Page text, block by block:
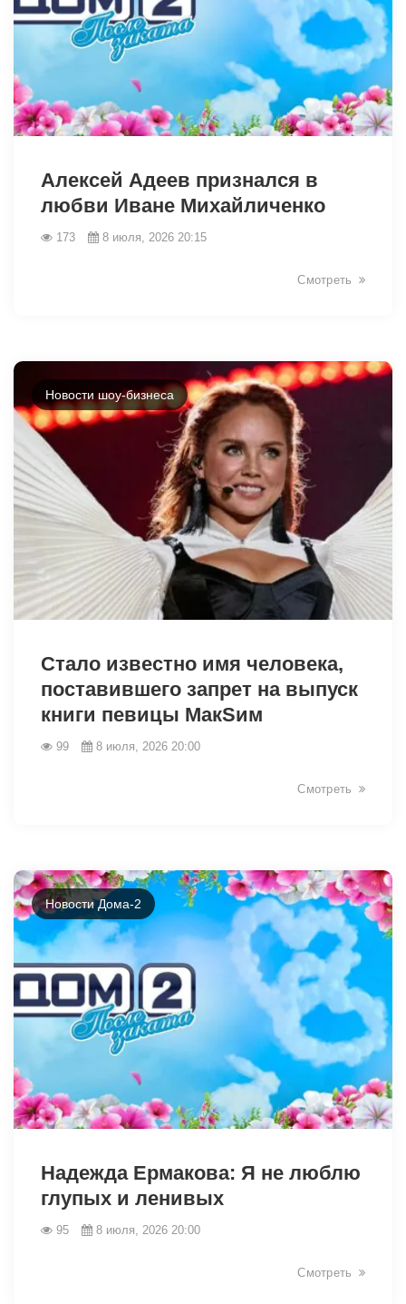
Алексей Адеев признался в
любви Иване Михайличенко
173 8 июля, 2026 20:15
Смотреть
Новости шоу-бизнеса
Стало известно имя человека,
поставившего запрет на выпуск
книги певицы МакSим
99 8 июля, 2026 20:00
Смотреть
Новости Дома-2
Надежда Ермакова: Я не люблю
глупых и ленивых
95 8 июля, 2026 20:00
Смотреть